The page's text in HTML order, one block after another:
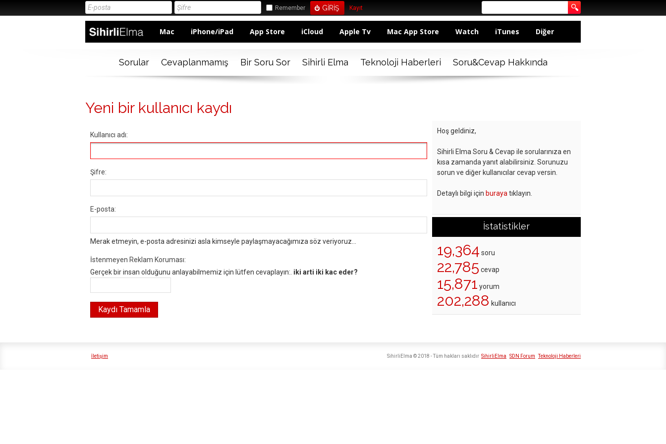
Remember Kayıt
Mac iPhone/iPad App Store iCloud Apple Tv Mac App Store Watch iTunes Diğer
Sorular Cevaplanmamış Bir Soru Sor Sihirli Elma Teknoloji Haberleri Soru&Cevap Hakkında
Yeni bir kullanıcı kaydı
Kullanıcı adı:
Şifre:
E-posta:
Merak etmeyin, e-posta adresinizi asla kimseyle paylaşmayacağımıza söz veriyoruz...
İstenmeyen Reklam Koruması:
Gerçek bir insan olduğunu anlayabilmemiz için lütfen cevaplayın:. iki arti iki kac eder?
Hoş geldiniz,
Sihirli Elma Soru & Cevap ile sorularınıza en
kısa zamanda yanıt alabilirsiniz. Sorunuzu
sorun ve diğer kullanıcılar cevap versin.
Detaylı bilgi için buraya tıklayın.
İstatistikler
19,364 soru
22,785 cevap
15,871 yorum
202,288 kullanıcı
İletişim SihirliElma SDN Forum Teknoloji Haberleri
SihirliElma © 2018 - Tüm hakları saklıdır